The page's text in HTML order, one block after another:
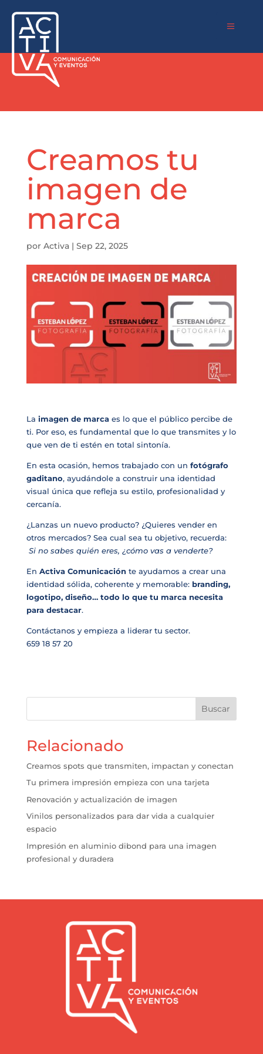
a
Creamos tu
imagen de
marca
por Activa| Sep 22, 2025
La imagen de marcaes lo que el público percibe de
ti. Por eso, es fundamental que lo que transmites y lo
que ven de ti estén en total sintonía.
En esta ocasión, hemos trabajado con un fotógrafo
gaditano, ayudándole a construir una identidad
visual única que refleja su estilo, profesionalidad y
cercanía.
¿Lanzas un nuevo producto? ¿Quieres vender en
otros mercados? Sea cual sea tu objetivo, recuerda:
Si no sabes quién eres, ¿cómo vas a venderte?
En Activa Comunicación te ayudamos a crear una
identidad sólida, coherente y memorable: branding,
logotipo, diseño… todo lo que tu marca necesita
para destacar.
Contáctanos y empieza a liderar tu sector.
659 18 57 20
Buscar
Relacionado
Creamos spots que transmiten, impactan y conectan
Tu primera impresión empieza con una tarjeta
Renovación y actualización de imagen
Vinilos personalizados para dar vida a cualquier
espacio
Impresión en aluminio dibond para una imagen
profesional y duradera